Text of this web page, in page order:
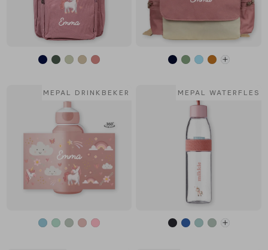
MEPAL DRINKBEKER MEPAL WATERFLES